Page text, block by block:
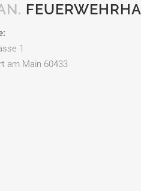
1
am Main 60433